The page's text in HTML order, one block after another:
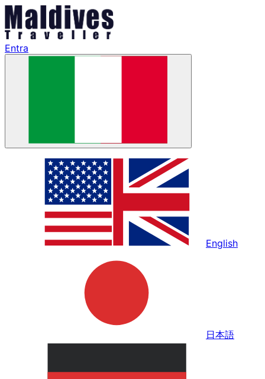
Entra
English
日本語